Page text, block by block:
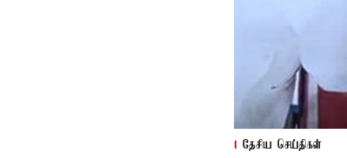
தேசிய செய்திகள்